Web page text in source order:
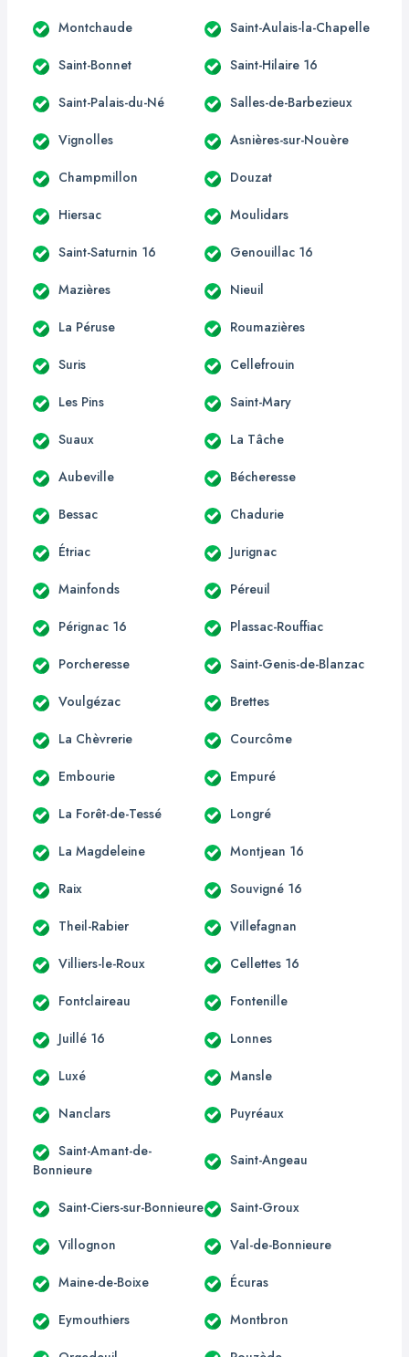
Montchaude Saint-Aulais-la-Chapelle
Saint-Bonnet Saint-Hilaire 16
Saint-Palais-du-Né Salles-de-Barbezieux
Vignolles Asnières-sur-Nouère
Champmillon Douzat
Hiersac Moulidars
Saint-Saturnin 16 Genouillac 16
Mazières Nieuil
La Péruse Roumazières
Suris Cellefrouin
Les Pins Saint-Mary
Suaux La Tâche
Aubeville Bécheresse
Bessac Chadurie
Étriac Jurignac
Mainfonds Péreuil
Pérignac 16 Plassac-Rouffiac
Porcheresse Saint-Genis-de-Blanzac
Voulgézac Brettes
La Chèvrerie Courcôme
Embourie Empuré
La Forêt-de-Tessé Longré
La Magdeleine Montjean 16
Raix Souvigné 16
Theil-Rabier Villefagnan
Villiers-le-Roux Cellettes 16
Fontclaireau Fontenille
Juillé 16 Lonnes
Luxé Mansle
Nanclars Puyréaux
Saint-Amant-de-
Bonnieure
Saint-Angeau
Saint-Ciers-sur-Bonnieure Saint-Groux
Villognon Val-de-Bonnieure
Maine-de-Boixe Écuras
Eymouthiers Montbron